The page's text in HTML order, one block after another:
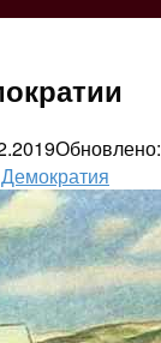
Обновлено:
Демократия